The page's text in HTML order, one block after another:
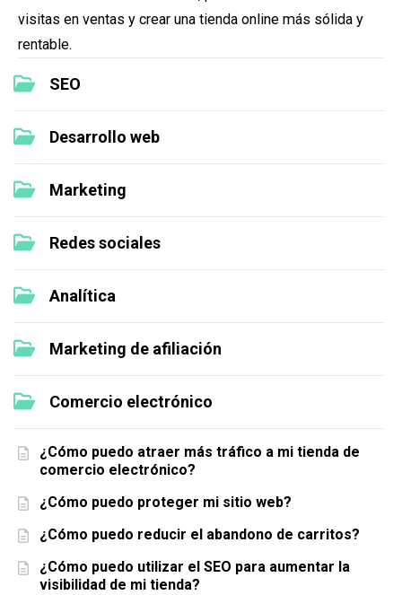
SEO
Desarrollo web
Marketing
Redes sociales
Analítica
Marketing de afiliación
Comercio electrónico
¿Cómo puedo atraer más tráfico a mi tienda de
comercio electrónico?
¿Cómo puedo proteger mi sitio web?
¿Cómo puedo reducir el abandono de carritos?
¿Cómo puedo utilizar el SEO para aumentar la
visibilidad de mi tienda?
visitas en ventas y crear una tienda online más sólida y
rentable.